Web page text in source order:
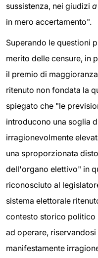
sussistenza, nei giudizi
in mero accertamento".
Superando le questioni
merito delle censure, in
il premio di
ritenuto non fondata la
spiegato che "le
introducono una soglia
irragionevolmente
una sproporzionata
dell'organo elettivo" in
riconosciuto al
sistema elettorale
contesto storico politico
ad operare,
manifestamente